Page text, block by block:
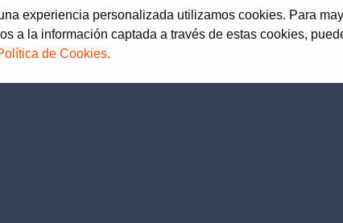
experiencia personalizada utilizamos cookies. Para
a la información captada a través de estas cookies,
de Cookies.